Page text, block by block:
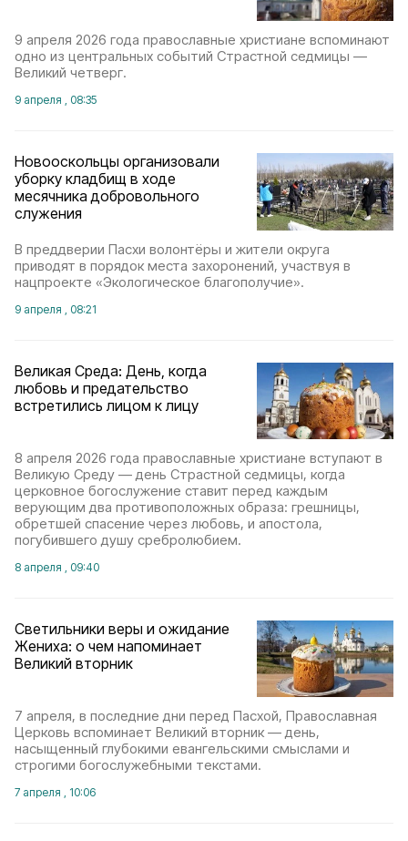
9 апреля 2026 года православные христиане вспоминают
одно из центральных событий Страстной седмицы —
Великий четверг.
9 апреля , 08:35
Новооскольцы организовали
уборку кладбищ в ходе
месячника добровольного
служения
В преддверии Пасхи волонтёры и жители округа
приводят в порядок места захоронений, участвуя в
нацпроекте «Экологическое благополучие».
9 апреля , 08:21
Великая Среда: День, когда
любовь и предательство
встретились лицом к лицу
8 апреля 2026 года православные христиане вступают в
Великую Среду — день Страстной седмицы, когда
церковное богослужение ставит перед каждым
верующим два противоположных образа: грешницы,
обретшей спасение через любовь, и апостола,
погубившего душу сребролюбием.
8 апреля , 09:40
Светильники веры и ожидание
Жениха: о чем напоминает
Великий вторник
7 апреля, в последние дни перед Пасхой, Православная
Церковь вспоминает Великий вторник — день,
насыщенный глубокими евангельскими смыслами и
строгими богослужебными текстами.
7 апреля , 10:06